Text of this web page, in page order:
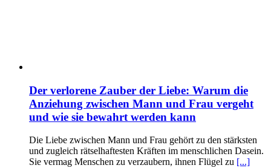
Der verlorene Zauber der Liebe: Warum die
Anziehung zwischen Mann und Frau vergeht
und wie sie bewahrt werden kann
Die Liebe zwischen Mann und Frau gehört zu den stärksten
und zugleich rätselhaftesten Kräften im menschlichen Dasein.
Sie vermag Menschen zu verzaubern, ihnen Flügel zu [...]